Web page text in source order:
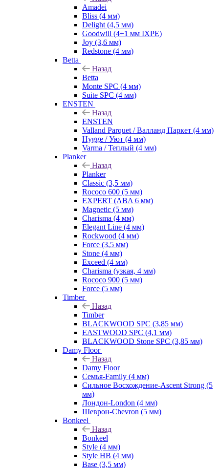
Amadei
Bliss (4 мм)
Delight (4,5 мм)
Goodwill (4+1 мм IXPE)
Joy (3,6 мм)
Redstone (4 мм)
Betta
Назад
Betta
Monte SPC (4 мм)
Suite SPC (4 мм)
ENSTEN
Назад
ENSTEN
Valland Parquet / Валланд Паркет (4 мм)
Hygge / Уют (4 мм)
Varma / Теплый (4 мм)
Planker
Назад
Planker
Classic (3,5 мм)
Rococo 600 (5 мм)
EXPERT (ABA 6 мм)
Magnetic (5 мм)
Charisma (4 мм)
Elegant Line (4 мм)
Rockwood (4 мм)
Force (3,5 мм)
Stone (4 мм)
Exceed (4 мм)
Charisma (узкая, 4 мм)
Rococo 900 (5 мм)
Force (5 мм)
Timber
Назад
Timber
BLACKWOOD SPC (3,85 мм)
EASTWOOD SPC (4,1 мм)
BLACKWOOD Stone SPC (3,85 мм)
Damy Floor
Назад
Damy Floor
Семья-Family (4 мм)
Сильное Восхождение-Ascent Strong (5
мм)
Лондон-London (4 мм)
Шеврон-Chevron (5 мм)
Bonkeel
Назад
Bonkeel
Style (4 мм)
Style HB (4 мм)
Base (3,5 мм)